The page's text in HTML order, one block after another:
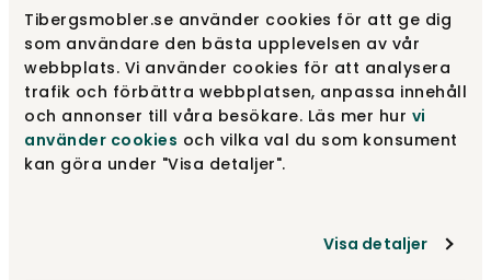
Tibergsmobler.se använder cookies för att ge dig
som användare den bästa upplevelsen av vår
webbplats. Vi använder cookies för att analysera
trafik och förbättra webbplatsen, anpassa innehåll
och annonser till våra besökare. Läs mer hur vi
använder cookies och vilka val du som konsument
kan göra under "Visa detaljer".
Visa detaljer
Rak Soffa | Designa själv fr.15 970 kr
Designa själv